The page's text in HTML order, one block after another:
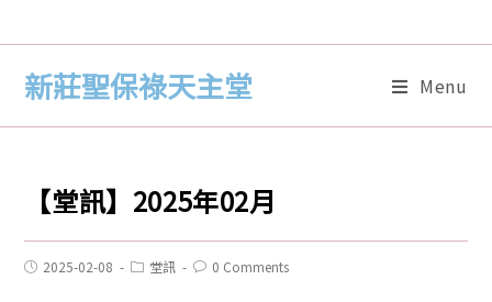
新莊聖保祿天主堂 Menu
【堂訊】2025年02月
2025-02-08 堂訊 0 Comments